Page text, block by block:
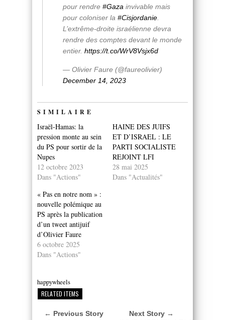
pour rendre #Gaza invivable mais
pour coloniser la #Cisjordanie
L’extrême-droite israélienne devra
rendre des comptes devant le monde
entier. https://t.co/WrV8Vsjx6d
— Olivier Faure (@faureolivier)
December 14, 2023
SIMILAIRE
Israël-Hamas: la
pression monte au sein
du PS pour sortir de la
Nupes
12 octobre 2023
Dans "Actions"
HAINE DES JUIFS
ET D’ISRAEL : LE
PARTI SOCIALISTE
REJOINT LFI
28 mai 2025
Dans "Actualités"
« Pas en notre nom » :
nouvelle polémique au
PS après la publication
d’un tweet antijuif
d’Olivier Faure
6 octobre 2025
Dans "Actions"
happywheels
RELATED ITEMS
← Previous Story Next Story →